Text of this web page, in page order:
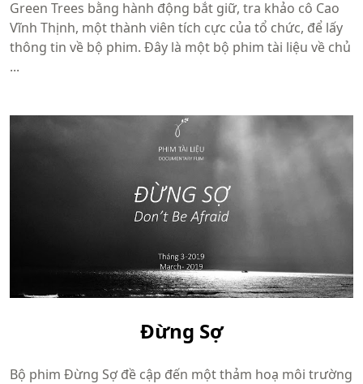
Green Trees bằng hành động bắt giữ, tra khảo cô Cao
Vĩnh Thịnh, một thành viên tích cực của tổ chức, để lấy
thông tin về bộ phim. Đây là một bộ phim tài liệu về chủ
...
Đừng Sợ
Bộ phim Đừng Sợ đề cập đến một thảm hoạ môi trường